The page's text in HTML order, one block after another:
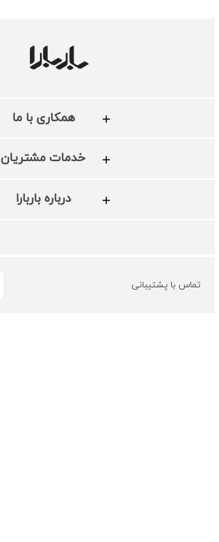
همکاری با ما
خدمات مشتریان
درباره باربارا
تماس با پشتیبانی